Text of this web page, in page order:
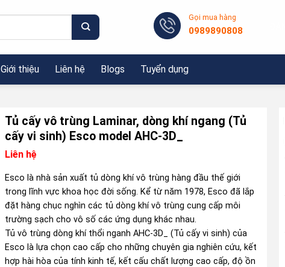
Gọi mua hàng
0989890808
Giới thiệu Liên hệ Blogs Tuyển dụng
Tủ cấy vô trùng Laminar, dòng khí ngang (Tủ
cấy vi sinh) Esco model AHC-3D_
Liên hệ
Esco là nhà sản xuất tủ dòng khí vô trùng hàng đầu thế giới
trong lĩnh vực khoa học đời sống. Kể từ năm 1978, Esco đã lắp
đặt hàng chục nghìn các tủ dòng khí vô trùng cung cấp môi
trường sạch cho vô số các ứng dụng khác nhau.
Tủ vô trùng dòng khí thổi nganh AHC-3D_ (Tủ cấy vi sinh) của
Esco là lựa chọn cao cấp cho những chuyên gia nghiên cứu, kết
hợp hài hòa của tính kinh tế, kết cấu chất lượng cao cấp, độ ồn